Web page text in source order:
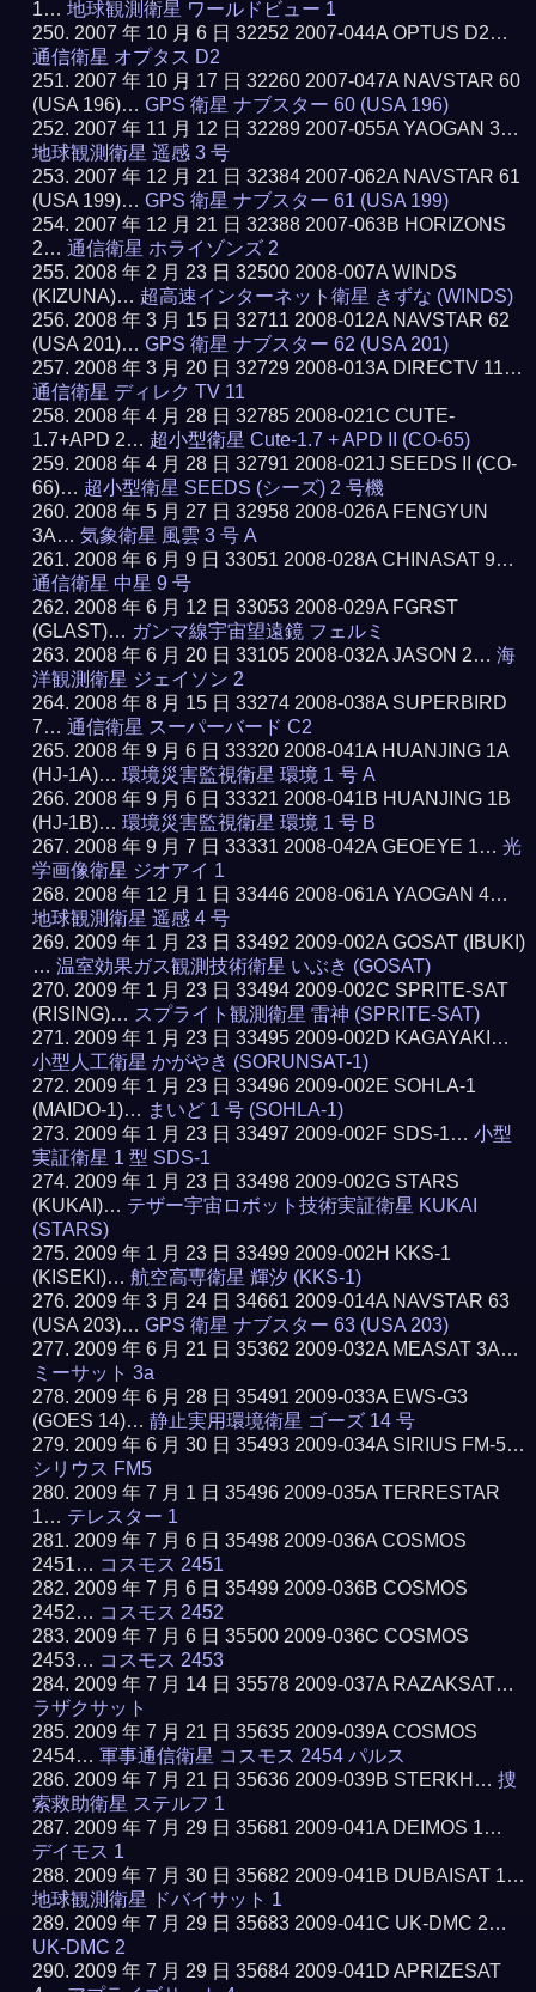
1…地球観測衛星 ワールドビュー 1
2007 年 10 月 6 日 32252 2007-044A OPTUS D2…
通信衛星 オプタス D2
2007 年 10 月 17 日 32260 2007-047A NAVSTAR 60
(USA 196)…GPS 衛星 ナブスター 60 (USA 196)
2007 年 11 月 12 日 32289 2007-055A YAOGAN 3…
地球観測衛星 遥感 3 号
2007 年 12 月 21 日 32384 2007-062A NAVSTAR 61
(USA 199)…GPS 衛星 ナブスター 61 (USA 199)
2007 年 12 月 21 日 32388 2007-063B HORIZONS
2…通信衛星 ホライゾンズ 2
2008 年 2 月 23 日 32500 2008-007A WINDS
(KIZUNA)… 超高速インターネット衛星 きずな (WINDS)
2008 年 3 月 15 日 32711 2008-012A NAVSTAR 62
(USA 201)…GPS 衛星 ナブスター 62 (USA 201)
2008 年 3 月 20 日 32729 2008-013A DIRECTV 11…
通信衛星 ディレク TV 11
2008 年 4 月 28 日 32785 2008-021C CUTE-
1.7+APD 2… 超小型衛星 Cute-1.7 + APD II (CO-65)
2008 年 4 月 28 日 32791 2008-021J SEEDS II (CO-
66)… 超小型衛星 SEEDS (シーズ) 2 号機
2008 年 5 月 27 日 32958 2008-026A FENGYUN
3A…気象衛星 風雲 3 号 A
2008 年 6 月 9 日 33051 2008-028A CHINASAT 9…
通信衛星 中星 9 号
2008 年 6 月 12 日 33053 2008-029A FGRST
(GLAST)… ガンマ線宇宙望遠鏡 フェルミ
2008 年 6 月 20 日 33105 2008-032A JASON 2…海
洋観測衛星 ジェイソン 2
2008 年 8 月 15 日 33274 2008-038A SUPERBIRD
7…通信衛星 スーパーバード C2
2008 年 9 月 6 日 33320 2008-041A HUANJING 1A
(HJ-1A)…環境災害監視衛星 環境 1 号 A
2008 年 9 月 6 日 33321 2008-041B HUANJING 1B
(HJ-1B)…環境災害監視衛星 環境 1 号 B
2008 年 9 月 7 日 33331 2008-042A GEOEYE 1…光
学画像衛星 ジオアイ 1
2008 年 12 月 1 日 33446 2008-061A YAOGAN 4…
地球観測衛星 遥感 4 号
2009 年 1 月 23 日 33492 2009-002A GOSAT (IBUKI)
…温室効果ガス観測技術衛星 いぶき (GOSAT)
2009 年 1 月 23 日 33494 2009-002C SPRITE-SAT
(RISING)… スプライト観測衛星 雷神 (SPRITE-SAT)
2009 年 1 月 23 日 33495 2009-002D KAGAYAKI…
小型人工衛星 かがやき (SORUNSAT-1)
2009 年 1 月 23 日 33496 2009-002E SOHLA-1
(MAIDO-1)… まいど 1 号 (SOHLA-1)
2009 年 1 月 23 日 33497 2009-002F SDS-1…小型
実証衛星 1 型 SDS-1
2009 年 1 月 23 日 33498 2009-002G STARS
(KUKAI)… テザー宇宙ロボット技術実証衛星 KUKAI
(STARS)
2009 年 1 月 23 日 33499 2009-002H KKS-1
(KISEKI)…航空高専衛星 輝汐 (KKS-1)
2009 年 3 月 24 日 34661 2009-014A NAVSTAR 63
(USA 203)…GPS 衛星 ナブスター 63 (USA 203)
2009 年 6 月 21 日 35362 2009-032A MEASAT 3A…
ミーサット 3a
2009 年 6 月 28 日 35491 2009-033A EWS-G3
(GOES 14)…静止実用環境衛星 ゴーズ 14 号
2009 年 6 月 30 日 35493 2009-034A SIRIUS FM-5…
シリウス FM5
2009 年 7 月 1 日 35496 2009-035A TERRESTAR
1… テレスター 1
2009 年 7 月 6 日 35498 2009-036A COSMOS
2451… コスモス 2451
2009 年 7 月 6 日 35499 2009-036B COSMOS
2452… コスモス 2452
2009 年 7 月 6 日 35500 2009-036C COSMOS
2453… コスモス 2453
2009 年 7 月 14 日 35578 2009-037A RAZAKSAT…
ラザクサット
2009 年 7 月 21 日 35635 2009-039A COSMOS
2454…軍事通信衛星 コスモス 2454 パルス
2009 年 7 月 21 日 35636 2009-039B STERKH…捜
索救助衛星 ステルフ 1
2009 年 7 月 29 日 35681 2009-041A DEIMOS 1…
デイモス 1
2009 年 7 月 30 日 35682 2009-041B DUBAISAT 1…
地球観測衛星 ドバイサット 1
2009 年 7 月 29 日 35683 2009-041C UK-DMC 2…
UK-DMC 2
2009 年 7 月 29 日 35684 2009-041D APRIZESAT